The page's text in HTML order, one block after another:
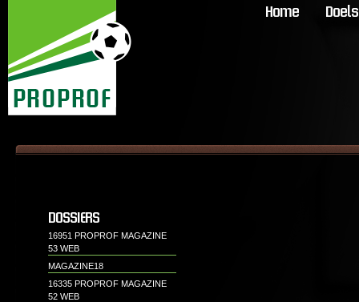
Home
DOSSIERS
16951 PROPROF MAGAZINE
53 WEB
MAGAZINE18
16335 PROPROF MAGAZINE
52 WEB